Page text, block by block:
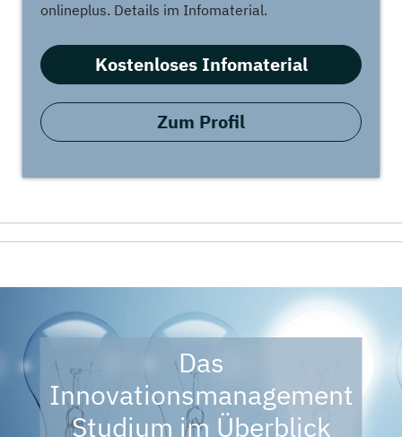
onlineplus. Details im Infomaterial.
Kostenloses Infomaterial
Zum Profil
Das
Innovationsmanagement
Studium im Überblick